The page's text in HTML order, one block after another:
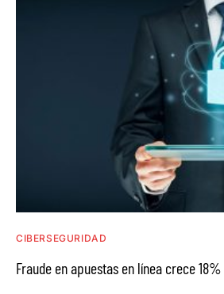
CIBERSEGURIDAD
Fraude en apuestas en línea crece